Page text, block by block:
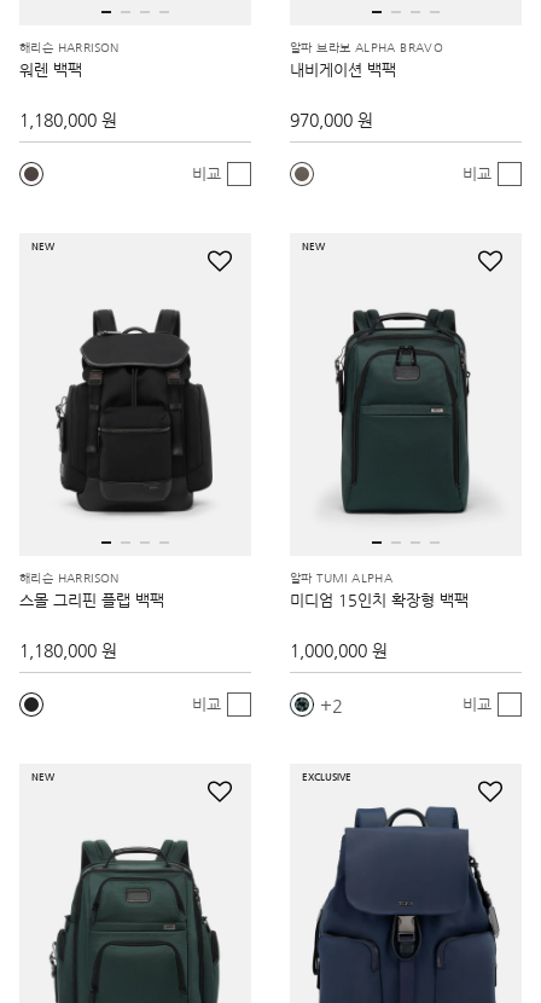
해리슨 HARRISON
워렌 백팩
1,180,000 원
비교
알파 브라보 ALPHA BRAVO
내비게이션 백팩
970,000 원
비교
NEW
해리슨 HARRISON
스몰 그리핀 플랩 백팩
1,180,000 원
비교
NEW
알파 TUMI ALPHA
미디엄 15인치 확장형 백팩
1,000,000 원
2 비교
NEW EXCLUSIVE